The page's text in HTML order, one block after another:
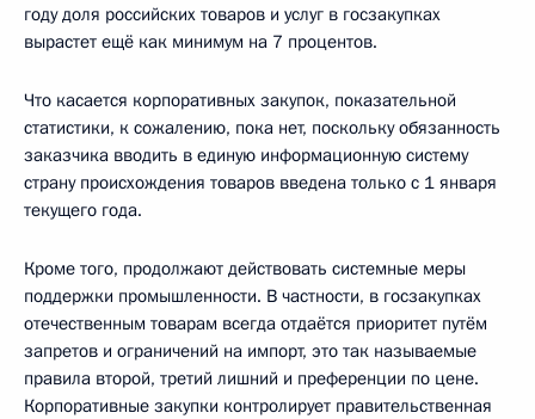
году доля российских товаров и услуг в госзакупках
вырастет ещё как минимум на 7 процентов.
Что касается корпоративных закупок, показательной
статистики, к сожалению, пока нет, поскольку обязанность
заказчика вводить в единую информационную систему
страну происхождения товаров введена только с 1 января
текущего года.
Кроме того, продолжают действовать системные меры
поддержки промышленности. В частности, в госзакупках
отечественным товарам всегда отдаётся приоритет путём
запретов и ограничений на импорт, это так называемые
правила второй, третий лишний и преференции по цене.
Корпоративные закупки контролирует правительственная